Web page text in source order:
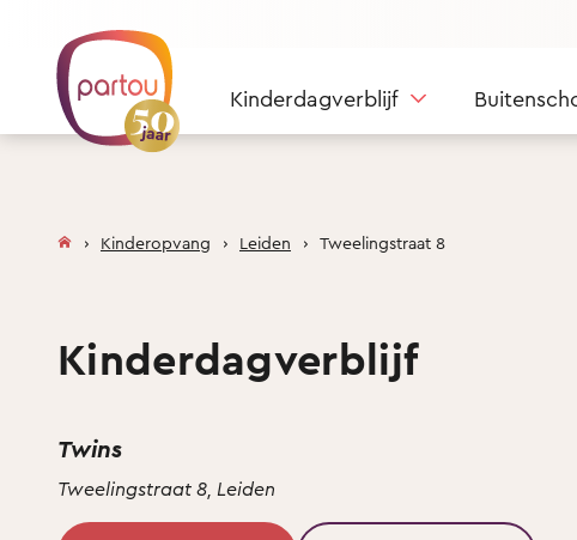
Kinderdagverblijf
Kinderopvang Leiden Tweelingstraat 8
Kinderdagverblijf
Twins
Tweelingstraat 8, Leiden